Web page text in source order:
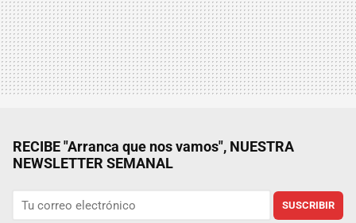
RECIBE "Arranca que nos vamos", NUESTRA
NEWSLETTER SEMANAL
SUSCRIBIR